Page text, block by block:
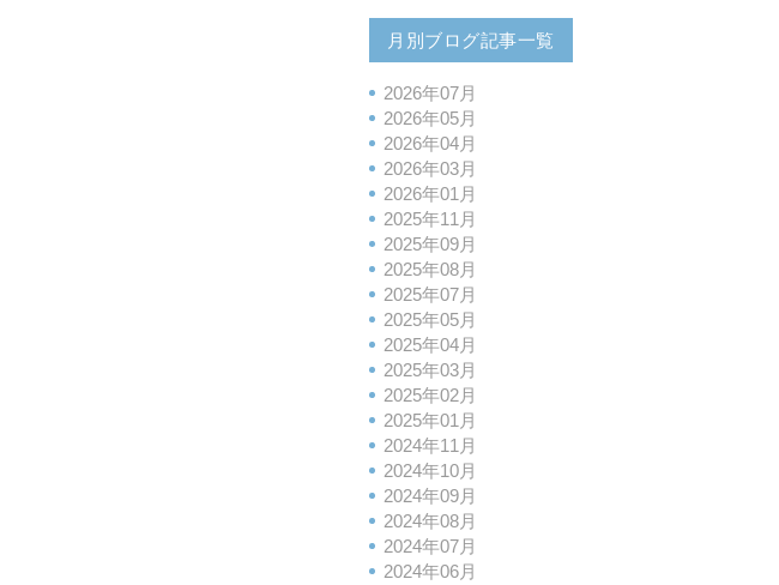
月別ブログ記事一覧
2026年07月
2026年05月
2026年04月
2026年03月
2026年01月
2025年11月
2025年09月
2025年08月
2025年07月
2025年05月
2025年04月
2025年03月
2025年02月
2025年01月
2024年11月
2024年10月
2024年09月
2024年08月
2024年07月
2024年06月